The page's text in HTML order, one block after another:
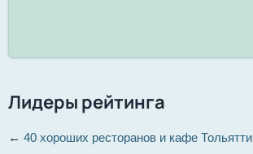
Лидеры рейтинга
← 40 хороших ресторанов и кафе Тольятти